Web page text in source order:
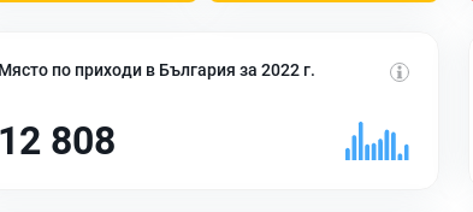
Място по приходи в България за 2022 г.
12 808